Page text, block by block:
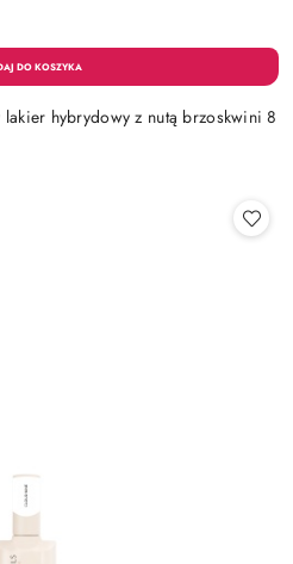
hybrydowy z nutą brzoskwini 8